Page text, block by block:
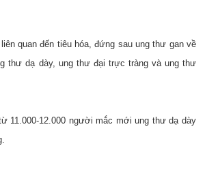
quan đến tiêu hóa, đứng sau ung thư gan về
thư dạ dày, ung thư đại trực tràng và ung thư
11.000-12.000 người mắc mới ung thư dạ dày